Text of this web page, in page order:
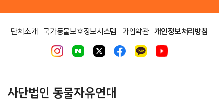
단체소개 국가동물보호정보시스템 가입약관 개인정보처리방침
사단법인 동물자유연대